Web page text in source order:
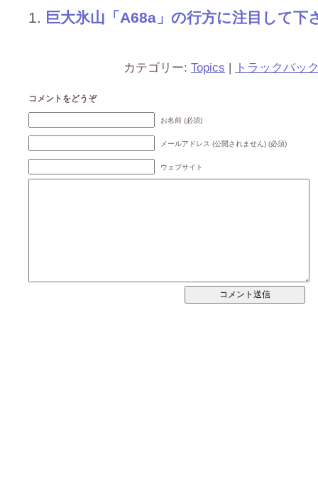
巨大氷山「A68a」の行方に注目して下
カテゴリー: Topics | トラックバッ
コメントをどうぞ
お名前 (必須)
メールアドレス (公開されません) (必須)
ウェブサイト